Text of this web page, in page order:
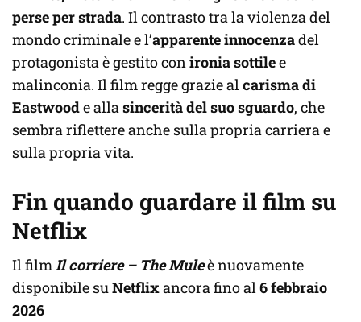
perse per strada. Il contrasto tra la violenza del
mondo criminale e l’apparente innocenzadel
protagonista è gestito conironia sottilee
malinconia. Il film regge grazie alcarisma di
Eastwoode allasincerità del suo sguardo, che
sembra riflettere anche sulla propria carriera e
sulla propria vita.
Fin quando guardare il film su
Netflix
Il filmIl corriere – The Muleè nuovamente
disponibile suNetflixancora fino al6 febbraio
2026